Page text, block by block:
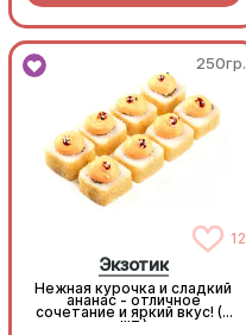
250гр.
12
Экзотик
Нежная курочка и сладкий
ананас - отличное
сочетание и яркий вкус! (8
шт.)